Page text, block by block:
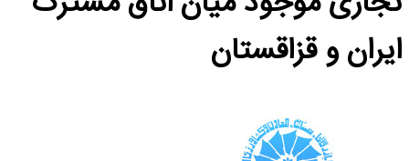
ایران و قزاقستان